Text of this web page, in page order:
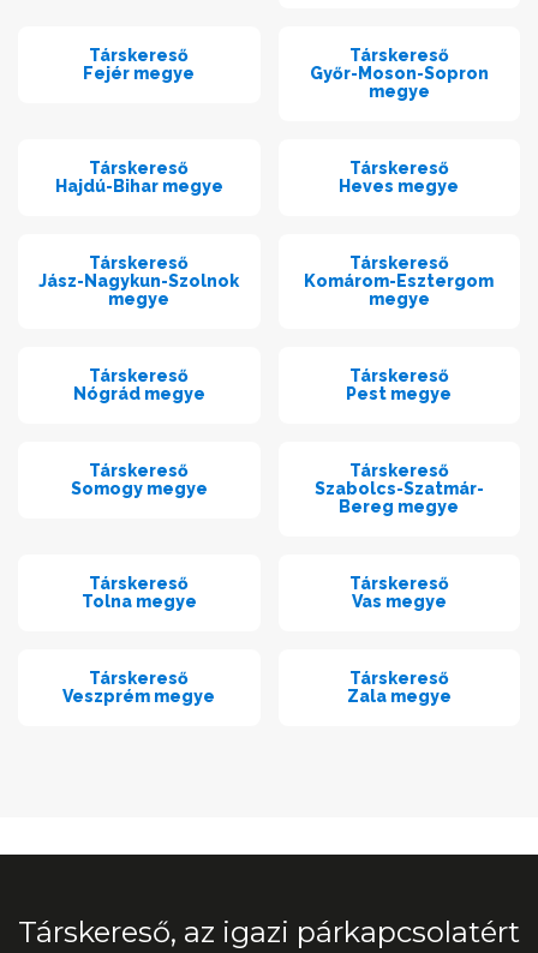
Társkereső
Fejér megye
Társkereső
Győr-Moson-Sopron
megye
Társkereső
Hajdú-Bihar megye
Társkereső
Heves megye
Társkereső
Jász-Nagykun-Szolnok
megye
Társkereső
Komárom-Esztergom
megye
Társkereső
Nógrád megye
Társkereső
Pest megye
Társkereső
Somogy megye
Társkereső
Szabolcs-Szatmár-
Bereg megye
Társkereső
Tolna megye
Társkereső
Vas megye
Társkereső
Veszprém megye
Társkereső
Zala megye
Társkereső, az igazi párkapcsolatért